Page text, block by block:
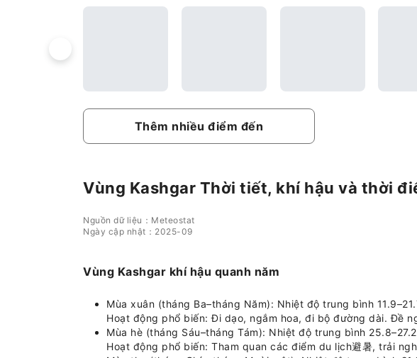
Thêm nhiều điểm đến
Vùng Kashgar Thời tiết, khí hậu và thời
Nguồn dữ liệu：Meteostat
Ngày cập nhật：2025-09
Vùng Kashgar khí hậu quanh năm
Mùa xuân (tháng Ba–tháng Năm): Nhiệt độ trung bình
Hoạt động phổ biến: Đi dạo, ngắm hoa, đi bộ đường dài. Đề
Mùa hè (tháng Sáu–tháng Tám): Nhiệt độ trung bình
Hoạt động phổ biến: Tham quan các điểm du lịch避暑, trải